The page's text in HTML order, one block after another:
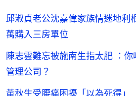
邱淑貞老公沈嘉偉家族情迷地
萬購入三房單位
陳志雲難忘被施南生指太肥 ：
管理公司？
黃秋生受腰痛困擾「以為死得